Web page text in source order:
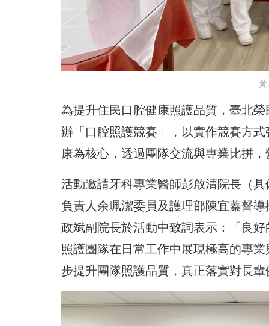
黃
為提升住民口腔健康照護品質，臺北
辦「口腔照護競賽」，以實作競賽方
康為核心，透過團隊交流與專業比拼，
活動邀請牙科專業醫師彭啟清院長（
負責人余珮潔委員及護理部陳宜蓁督
政斌副院長於活動中致詞表示：「良
照護團隊在日常工作中展現極高的專
步提升團隊照護品質，真正落實對長輩